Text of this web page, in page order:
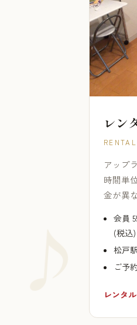
レン
アップ
時間単
金が異
会員
(税込)
松戸
ご予
レンタ